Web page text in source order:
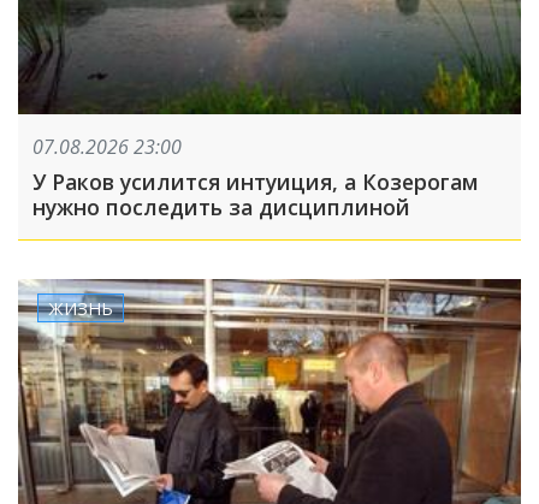
07.08.2026 23:00
У Раков усилится интуиция, а Козерогам
нужно последить за дисциплиной
ЖИЗНЬ